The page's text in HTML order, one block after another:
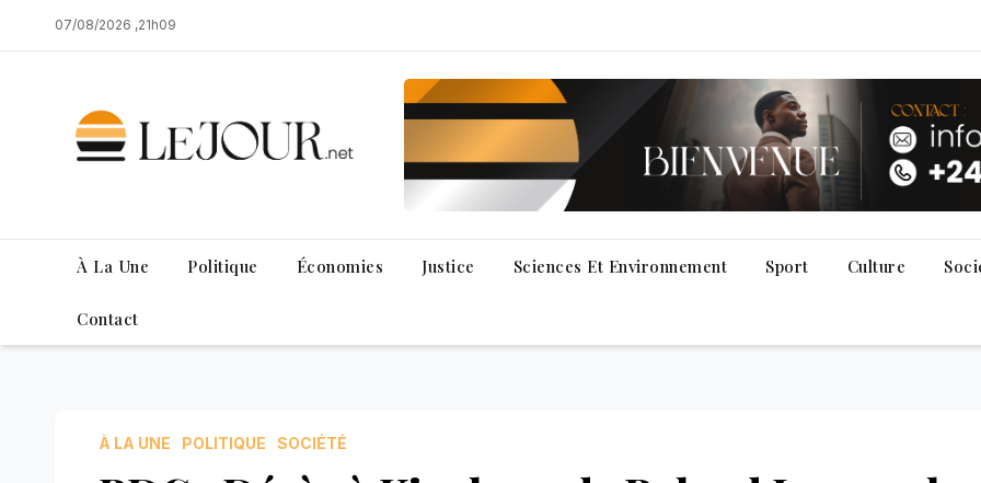
to
07/08/2026 ,21h09
À La Une Politique Économies Justice Sciences Et Environnement Sport Culture
Contact
À LA UNE POLITIQUE SOCIÉTÉ